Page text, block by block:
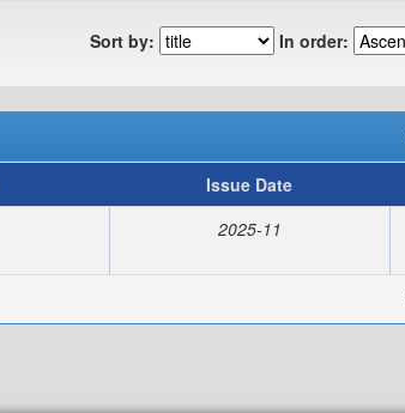
Sort by: In order:
Issue Date
2025-11